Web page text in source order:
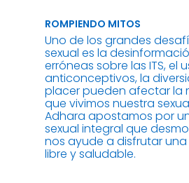
ROMPIENDO MITOS
Uno de los grandes
sexual es la
erróneas sobre las ITS, el
anticonceptivos, la
placer pueden afectar la
que vivimos nuestra
Adhara apostamos por
sexual integral que
nos ayude a disfrutar
libre y saludable.